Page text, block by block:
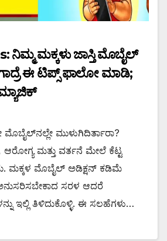
ನಿಮ್ಮ ಮಕ್ಕಳು ಜಾಸ್ತಿ ಮೊಬೈಲ್
ಈ ಟಿಪ್ಸ್ ಫಾಲೋ ಮಾಡಿ;
ಮುಳುಗಿದಿರ್ತಾರಾ?
ಮತ್ತು ವರ್ತನೆ ಮೇಲೆ ಕೆಟ್ಟ
ಮಕ್ಕಳ ಮೊಬೈಲ್ ಅಡಿಕ್ಷನ್ ಕಡಿಮೆ
ಸರಳ ಆದರೆ
ಇಲ್ಲಿ ತಿಳಿದುಕೊಳ್ಳಿ. ಈ ಸಲಹೆಗಳು…